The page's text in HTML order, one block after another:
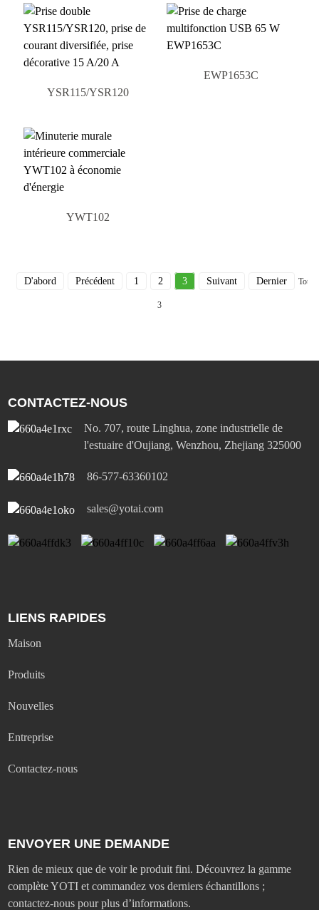
YSR115/YSR120
EWP1653C
YWT102
D'abord Précédent 1 2 3 Suivant Dernier Total
3
CONTACTEZ-NOUS
No. 707, route Linghua, zone industrielle de
l'estuaire d'Oujiang, Wenzhou, Zhejiang 325000
86-577-63360102
sales@yotai.com
LIENS RAPIDES
Maison
Produits
Nouvelles
Entreprise
Contactez-nous
ENVOYER UNE DEMANDE
Rien de mieux que de voir le produit fini. Découvrez la gamme
complète YOTI et commandez vos derniers échantillons ;
contactez-nous pour plus d’informations.